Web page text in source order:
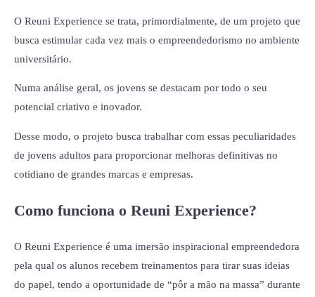
O Reuni Experience se trata, primordialmente, de um projeto que
busca estimular cada vez mais o empreendedorismo no ambiente
universitário.
Numa análise geral, os jovens se destacam por todo o seu
potencial criativo e inovador.
Desse modo, o projeto busca trabalhar com essas peculiaridades
de jovens adultos para proporcionar melhoras definitivas no
cotidiano de grandes marcas e empresas.
Como funciona o Reuni Experience?
O Reuni Experience é uma imersão inspiracional empreendedora
pela qual os alunos recebem treinamentos para tirar suas ideias
do papel, tendo a oportunidade de “pôr a mão na massa” durante